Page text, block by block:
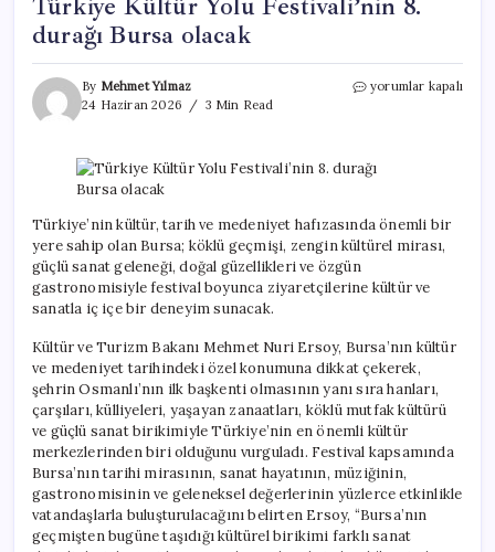
Türkiye Kültür Yolu Festivali’nin 8.
durağı Bursa olacak
By Mehmet Yılmaz
24 Haziran 2026
3 Min Read
Türkiye
8.
durağı
olacak
yorumlar kapalı
Türkiye’nin kültür, tarih ve medeniyet hafızasında önemli bir
yere sahip olan Bursa; köklü geçmişi, zengin kültürel mirası,
güçlü sanat geleneği, doğal güzellikleri ve özgün
gastronomisiyle festival boyunca ziyaretçilerine kültür ve
sanatla iç içe bir deneyim sunacak.
Kültür ve Turizm Bakanı Mehmet Nuri Ersoy, Bursa’nın kültür
ve medeniyet tarihindeki özel konumuna dikkat çekerek,
şehrin Osmanlı’nın ilk başkenti olmasının yanı sıra hanları,
çarşıları, külliyeleri, yaşayan zanaatları, köklü mutfak kültürü
ve güçlü sanat birikimiyle Türkiye’nin en önemli kültür
merkezlerinden biri olduğunu vurguladı. Festival kapsamında
Bursa’nın tarihi mirasının, sanat hayatının, müziğinin,
gastronomisinin ve geleneksel değerlerinin yüzlerce etkinlikle
vatandaşlarla buluşturulacağını belirten Ersoy, “Bursa’nın
geçmişten bugüne taşıdığı kültürel birikimi farklı sanat